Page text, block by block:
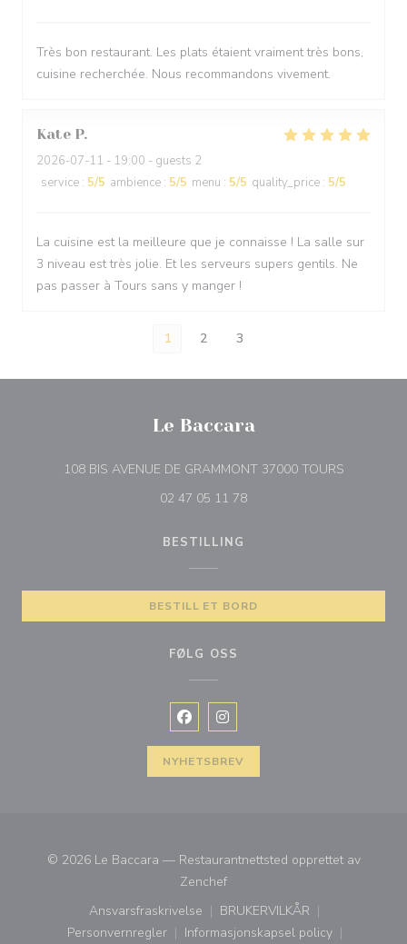
Très bon restaurant. Les plats étaient vraiment très bons,
cuisine recherchée. Nous recommandons vivement.
Kate P
2026-07-11 - 19:00 - guests 2
service : 5/5 ambience : 5/5 menu : 5/5 quality_price : 5/5
La cuisine est la meilleure que je connaisse ! La salle sur
3 niveau est très jolie. Et les serveurs supers gentils. Ne
pas passer à Tours sans y manger !
1 2 3
Le Baccara
108 BIS AVENUE DE GRAMMONT 37000 TOURS((åpner i
02 47 05 11 78
BESTILLING
BESTILL ET BORD
FØLG OSS
Facebook ((åpner i et nytt vindu))
Instagram ((åpner i et nytt
NYHETSBREV
© 2026 Le Baccara — Restaurantnettsted opprettet av
Zenchef((åpner i et nytt vindu))
Ansvarsfraskrivelse
((åpner i et nytt vindu))
BRUKERVILKÅR
((åpner i et nytt vindu))
Personvernregler Informasjonskapsel policy